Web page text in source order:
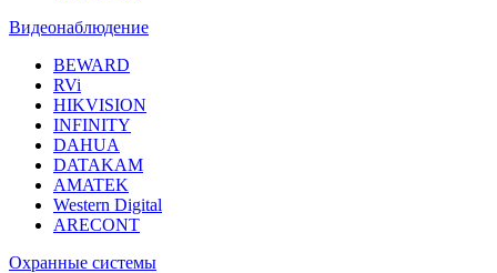
Видеонаблюдение
BEWARD
RVi
HIKVISION
INFINITY
DAHUA
DATAKAM
AMATEK
Western Digital
ARECONT
Охранные системы